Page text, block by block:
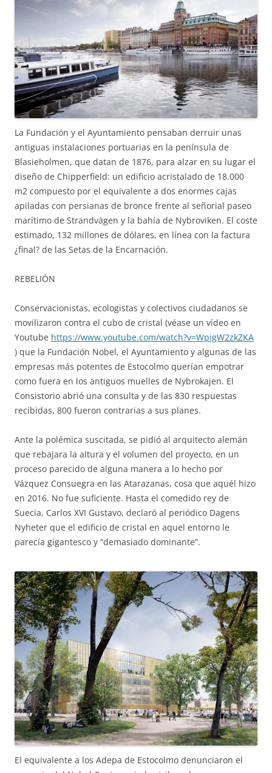
La Fundación y el Ayuntamiento pensaban derruir unas
antiguas instalaciones portuarias en la península de
Blasieholmen, que datan de 1876, para alzar en su lugar el
diseño de Chipperfield: un edificio acristalado de 18.000
m2 compuesto por el equivalente a dos enormes cajas
apiladas con persianas de bronce frente al señorial paseo
marítimo de Strandvägen y la bahía de Nybroviken. El coste
estimado, 132 millones de dólares, en línea con la factura
¿final? de las Setas de la Encarnación.
REBELIÓN
Conservacionistas, ecologistas y colectivos ciudadanos se
movilizaron contra el cubo de cristal (véase un vídeo en
Youtube https://www.youtube.com/watch?v=WpigW2zkZKA
) que la Fundación Nobel, el Ayuntamiento y algunas de las
empresas más potentes de Estocolmo querían empotrar
como fuera en los antiguos muelles de Nybrokajen. El
Consistorio abrió una consulta y de las 830 respuestas
recibidas, 800 fueron contrarias a sus planes.
Ante la polémica suscitada, se pidió al arquitecto alemán
que rebajara la altura y el volumen del proyecto, en un
proceso parecido de alguna manera a lo hecho por
Vázquez Consuegra en las Atarazanas, cosa que aquél hizo
en 2016. No fue suficiente. Hasta el comedido rey de
Suecia, Carlos XVI Gustavo, declaró al periódico Dagens
Nyheter que el edificio de cristal en aquel entorno le
parecía gigantesco y “demasiado dominante”.
El equivalente a los Adepa de Estocolmo denunciaron el